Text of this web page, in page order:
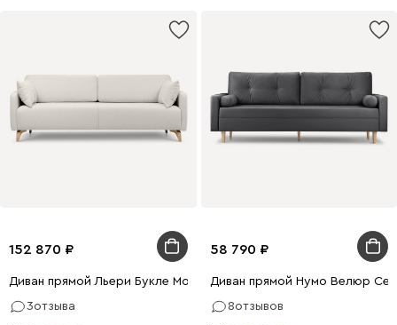
152 870
Диван прямой Льери Букле Молочный
3отзыва
58 790
Диван прямой Нумо Велюр
8отзывов